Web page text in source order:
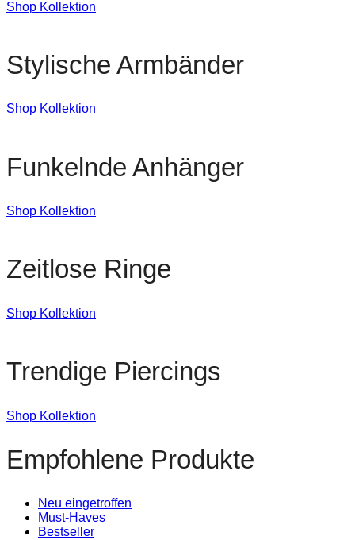
Shop Kollektion
Stylische Armbänder
Shop Kollektion
Funkelnde Anhänger
Shop Kollektion
Zeitlose Ringe
Shop Kollektion
Trendige Piercings
Shop Kollektion
Empfohlene Produkte
Neu eingetroffen
Must-Haves
Bestseller